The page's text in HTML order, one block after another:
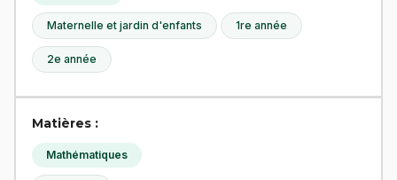
Maternelle et jardin d'enfants 1re année
2e année
Matières :
Mathématiques